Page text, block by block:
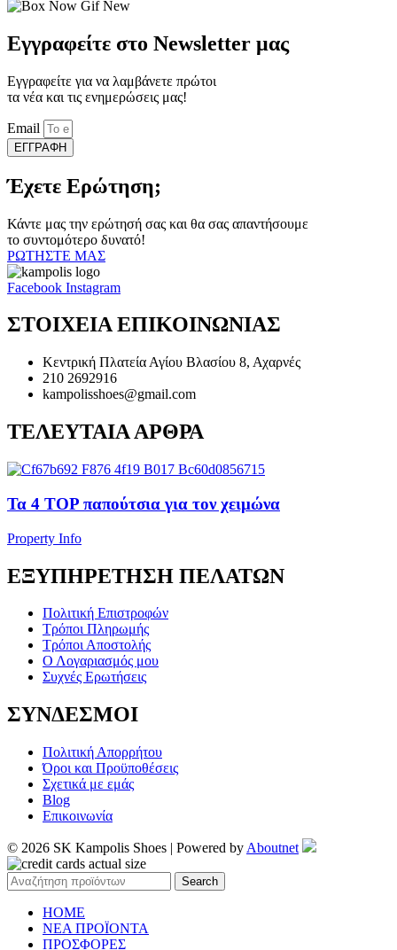
Εγγραφείτε στο Newsletter μας
Εγγραφείτε για να λαμβάνετε πρώτοι
τα νέα και τις ενημερώσεις μας!
Email
ΕΓΓΡΑΦΗ
Έχετε Ερώτηση;
Κάντε μας την ερώτησή σας και θα σας απαντήσουμε
το συντομότερο δυνατό!
ΡΩΤΗΣΤΕ ΜΑΣ
Facebook Instagram
ΣΤΟΙΧΕΙΑ ΕΠΙΚΟΙΝΩΝΙΑΣ
Κεντρική Πλατεία Αγίου Βλασίου 8, Αχαρνές
210 2692916
kampolisshoes@gmail.com
ΤΕΛΕΥΤΑΙΑ ΑΡΘΡΑ
Τα 4 TOP παπούτσια για τον χειμώνα
Property Info
ΕΞΥΠΗΡΕΤΗΣΗ ΠΕΛΑΤΩΝ
Πολιτική Επιστροφών
Τρόποι Πληρωμής
Τρόποι Αποστολής
Ο Λογαριασμός μου
Συχνές Ερωτήσεις
ΣΥΝΔΕΣΜΟΙ
Πολιτική Απορρήτου
Όροι και Προϋποθέσεις
Σχετικά με εμάς
Blog
Επικοινωνία
© 2026 SK Kampolis Shoes | Powered by Aboutnet
Search
HOME
ΝΕΑ ΠΡΟΪΟΝΤΑ
ΠΡΟΣΦΟΡΕΣ